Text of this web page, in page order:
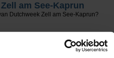
am See-Kaprun
Dutchweek Zell am See-Kaprun?